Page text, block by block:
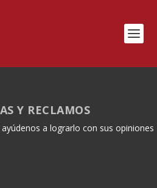
Y RECLAMOS
a lograrlo con sus opiniones